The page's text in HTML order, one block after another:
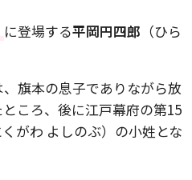
に登場する平岡円四郎 （ひら
旗本の息子でありながら放
ころ、後に江戸幕府の第15
くがわ よしのぶ）の小姓とな